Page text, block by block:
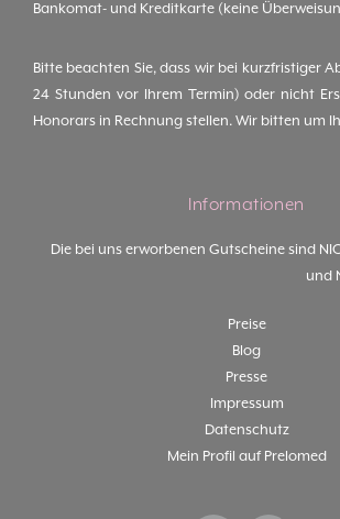
Bankomat- und Kreditkarte (keine
Bitte beachten Sie, dass wir bei kurzfristiger
24 Stunden vor Ihrem Termin) oder nicht
Honorars in Rechnung stellen. Wir bitten um
Informationen
Die bei uns erworbenen Gutscheine sind
und
Preise
Blog
Presse
Impressum
Datenschutz
Mein Profil auf Prelomed